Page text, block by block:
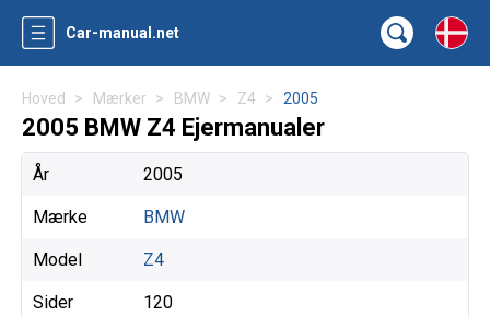
Car-manual.net
Hoved Mærker BMW Z4 2005
2005 BMW Z4 Ejermanualer
År 2005
Mærke BMW
Model Z4
Sider 120